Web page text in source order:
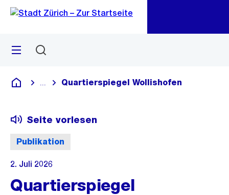
Navigation
Sprunglink
Menü
Deutsch
Blende alle Breadcrumbs ein
Quartierspiegel Wollishofen
Publikation
Seite vorlesen
2. Juli 2026
Quartierspiegel